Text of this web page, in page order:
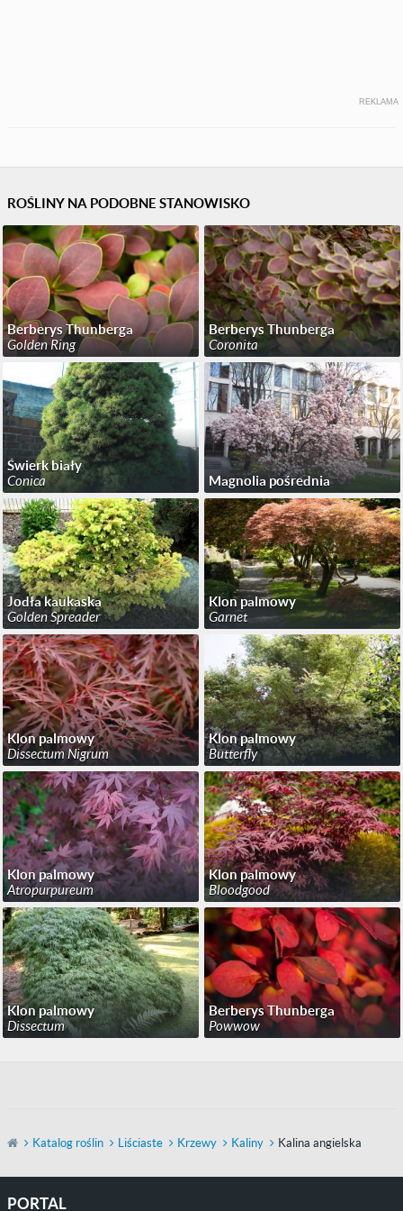
REKLAMA
ROŚLINY NA PODOBNE STANOWISKO
Berberys Thunberga
Golden Ring
Berberys Thunberga
Coronita
Świerk biały
Conica
Magnolia pośrednia
Jodła kaukaska
Golden Spreader
Klon palmowy
Garnet
Klon palmowy
Dissectum Nigrum
Klon palmowy
Butterfly
Klon palmowy
Atropurpureum
Klon palmowy
Bloodgood
Klon palmowy
Dissectum
Berberys Thunberga
Powwow
Katalog roślin Liściaste Krzewy Kaliny Kalina angielska
PORTAL